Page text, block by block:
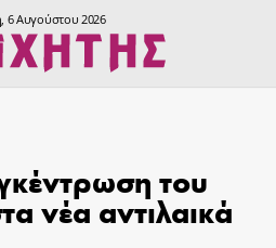
6 Αυγούστου 2026
του
νέα αντιλαικά